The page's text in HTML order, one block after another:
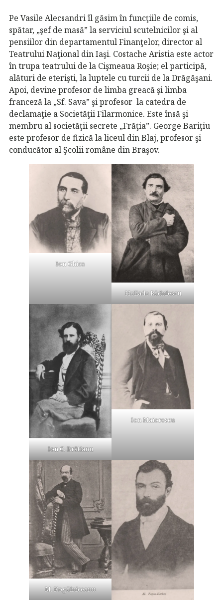
Pe Vasile Alecsandri îl găsim în funcţiile de comis,
spătar, „şef de masă” la serviciul scutelnicilor şi al
pensiilor din departamentul Finanţelor, director al
Teatrului Naţional din Iaşi. Costache Aristia este actor
în trupa teatrului de la Cişmeaua Roşie; el participă,
alături de eterişti, la luptele cu turcii de la Drăgăşani.
Apoi, devine profesor de limba greacă şi limba
franceză la „Sf. Sava” şi profesor la catedra de
declamaţie a Societăţii Filarmonice. Este însă şi
membru al societăţii secrete „Frăţia”. George Bariţiu
este profesor de fizică la liceul din Blaj, profesor şi
conducător al Şcolii române din Braşov.
Ion Ghica
Heliade Rădulescu
Ion C. Brătianu
Ion Maiorescu
M. Kogălniceanu